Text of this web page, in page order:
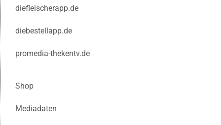
diefleischerapp.de
diebestellapp.de
promedia-thekentv.de
Shop
Mediadaten